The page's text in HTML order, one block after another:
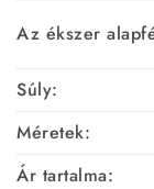
Az ékszer
Súly:
Méretek:
Ár tartalma: